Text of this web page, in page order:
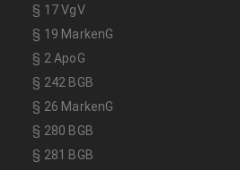
§ 17 VgV
§ 19 MarkenG
§ 2 ApoG
§ 242 BGB
§ 26 MarkenG
§ 280 BGB
§ 281 BGB